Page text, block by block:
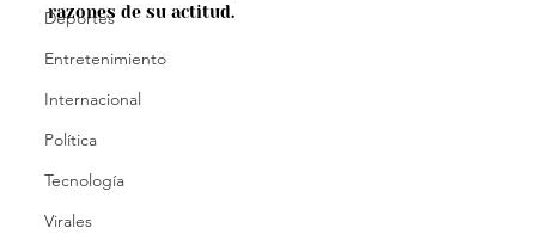
Deportes
Entretenimiento
Internacional
Política
Tecnología
Virales
razones de su actitud.